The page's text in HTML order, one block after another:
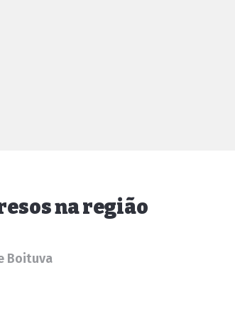
na região
Boituva